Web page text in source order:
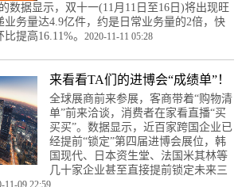
据显示，双十一(11月11日至16日)将出现旺
务量达4.9亿件，约是日常业务量的2倍，快
提高16.11%。 2020-11-11 05:28
来看看TA们的进博会“成绩单”！
全球展商前来参展，客商带着“购物清
单”前来洽谈，消费者在家看直播“买
买买”。数据显示，近百家跨国企业已
经提前“锁定”第四届进博会展位，韩
国现代、日本资生堂、法国米其林等
几十家企业甚至直接提前锁定未来三
11-09 22:59